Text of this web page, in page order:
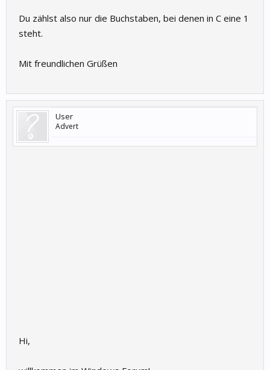
Du zählst also nur die Buchstaben, bei denen in C eine 1
steht.
Mit freundlichen Grüßen
User
Advert
Hi,